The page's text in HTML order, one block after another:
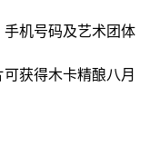
机号码及艺术团体
获得木卡精酿八月